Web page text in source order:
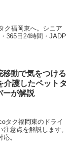
ク福岡東へ。シニア
365日24時間・JADP
移動で気をつける
介護したペットタ
ーが解説
タク福岡東のドライ
意点を解説します。
。